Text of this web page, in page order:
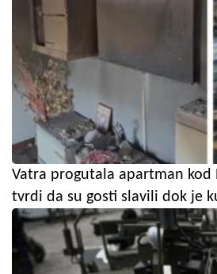
Vatra progutala apartman kod
tvrdi da su gosti slavili dok je